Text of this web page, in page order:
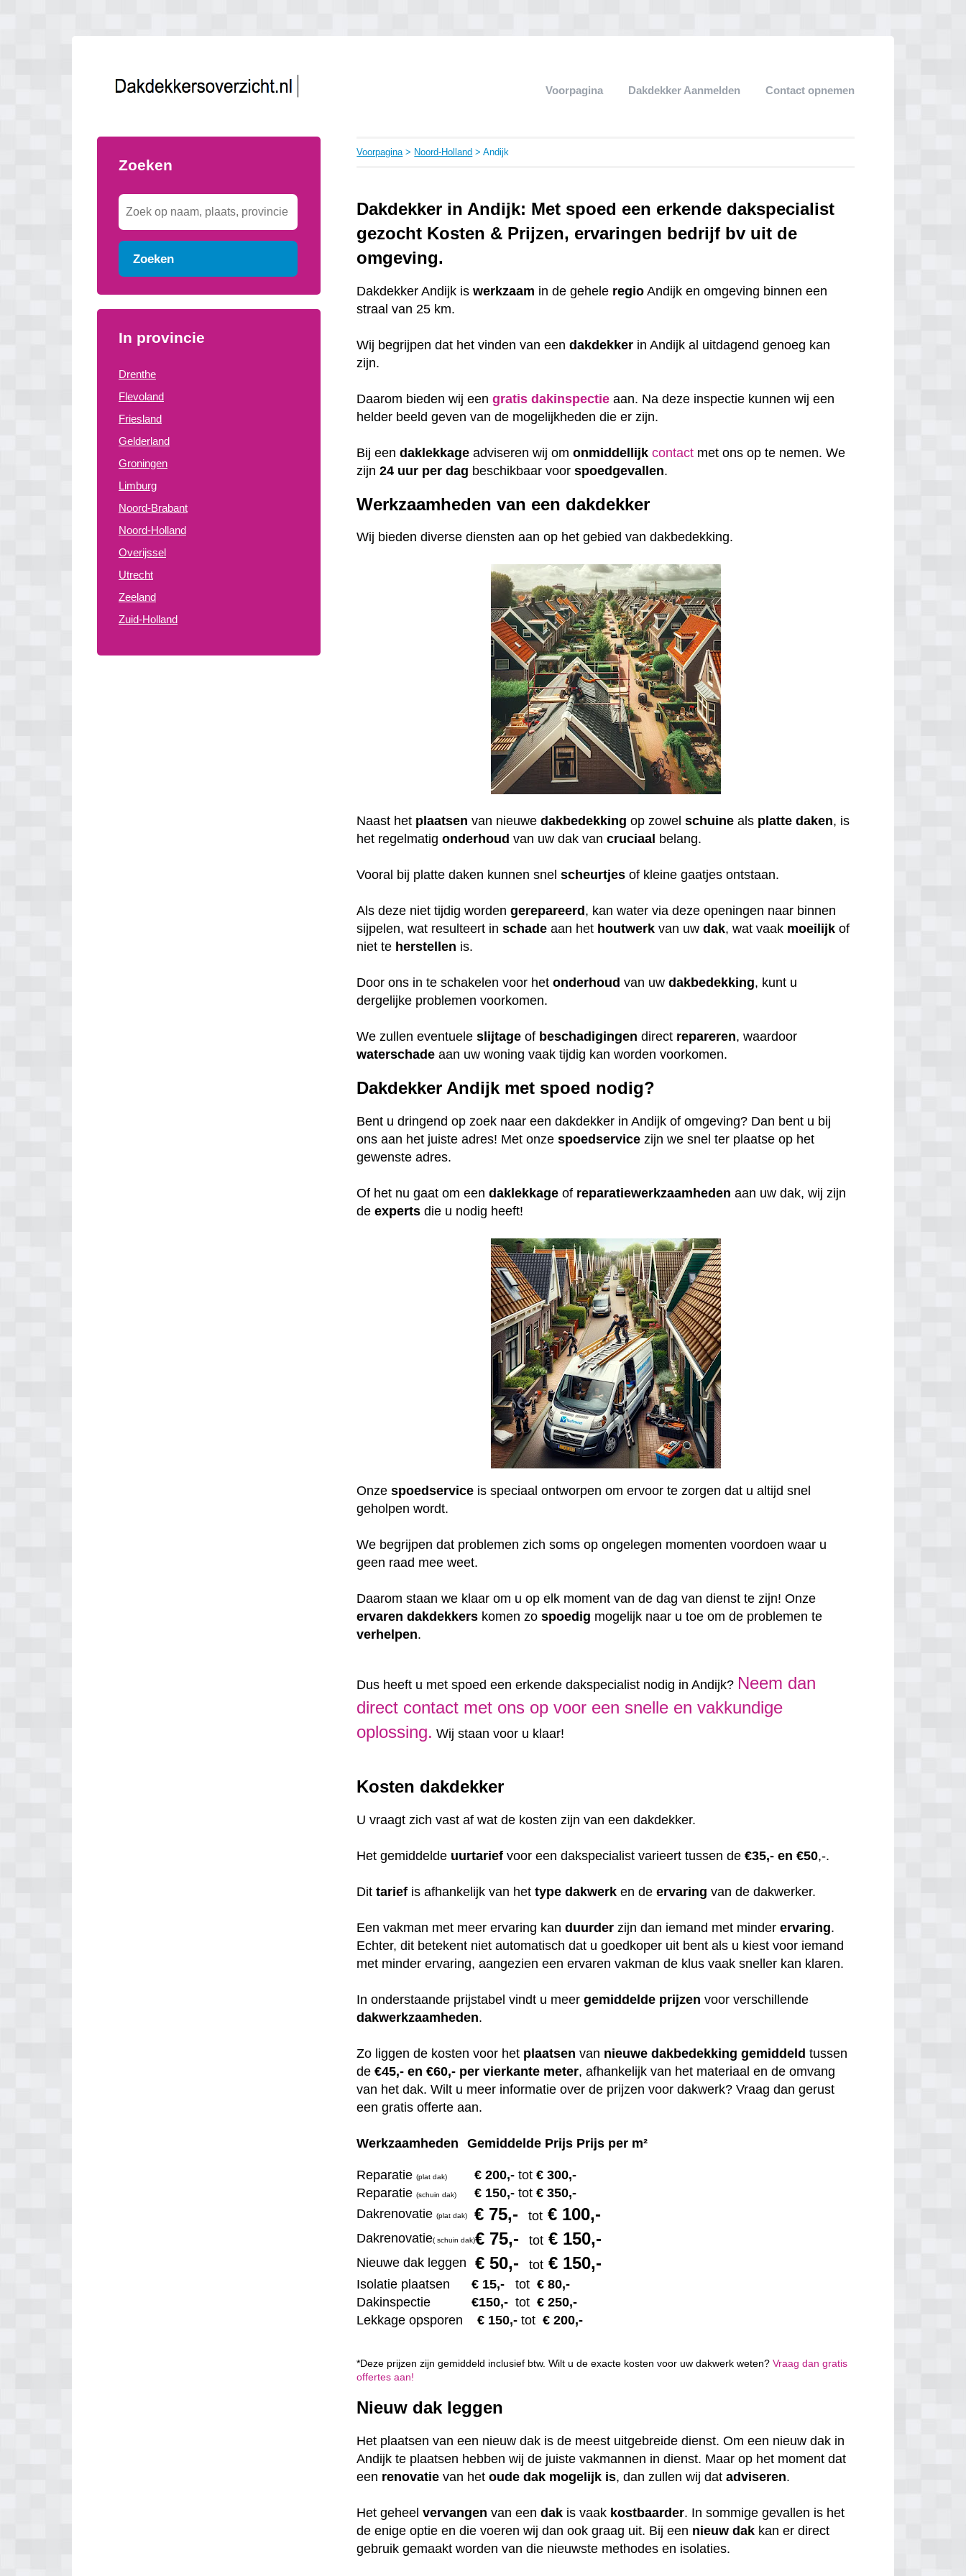
Voorpagina Dakdekker Aanmelden Contact opnemen
Zoeken
Zoeken
In provincie
Drenthe
Flevoland
Friesland
Gelderland
Groningen
Limburg
Noord-Brabant
Noord-Holland
Overijssel
Utrecht
Zeeland
Zuid-Holland
Voorpagina> Noord-Holland > Andijk
Dakdekker in Andijk: Met spoed een erkende dakspecialist
gezocht Kosten & Prijzen, ervaringen bedrijf bv uit de
omgeving.
Dakdekker Andijk iswerkzaam in de gehele regio Andijk en omgeving binnen een
straal van 25 km.
Wij begrijpen dat het vinden van eendakdekker in Andijk al uitdagend genoeg kan
zijn.
Daarom bieden wij eengratis dakinspectie aan. Na deze inspectie kunnen wij een
helder beeld geven van de mogelijkheden die er zijn.
Bij eendaklekkage adviseren wij omonmiddellijk contact met ons op te nemen. We
zijn24 uur per dag beschikbaar voorspoedgevallen.
Werkzaamheden van een dakdekker
Wij bieden diverse diensten aan op het gebied van dakbedekking.
Naast het plaatsen van nieuwedakbedekking op zowelschuine als platte daken, is
het regelmatigonderhoud van uw dak vancruciaal belang.
Vooral bij platte daken kunnen snelscheurtjes of kleine gaatjes ontstaan.
Als deze niet tijdig wordengerepareerd , kan water via deze openingen naar binnen
sijpelen, wat resulteert inschade aan het houtwerk van uwdak, wat vaak moeilijk of
niet te herstellen is.
Door ons in te schakelen voor hetonderhoud van uwdakbedekking, kunt u
dergelijke problemen voorkomen.
We zullen eventueleslijtage of beschadigingen direct repareren, waardoor
waterschade aan uw woning vaak tijdig kan worden voorkomen.
Dakdekker Andijk met spoed nodig?
Bent u dringend op zoek naar een dakdekker in Andijk of omgeving? Dan bent u bij
ons aan het juiste adres! Met onzespoedservice zijn we snel ter plaatse op het
gewenste adres.
Of het nu gaat om eendaklekkage of reparatiewerkzaamheden aan uw dak, wij zijn
deexperts die u nodig heeft!
Onzespoedservice is speciaal ontworpen om ervoor te zorgen dat u altijd snel
geholpen wordt.
We begrijpen dat problemen zich soms op ongelegen momenten voordoen waar u
geen raad mee weet.
Daarom staan we klaar om u op elk moment van de dag van dienst te zijn! Onze
ervaren dakdekkers komen zospoedig mogelijk naar u toe om de problemen te
verhelpen.
Dus heeft u met spoed een erkende dakspecialist nodig in Andijk? Neem dan
direct contact met ons op voor een snelle en vakkundige
oplossing. Wij staan voor u klaar!
Kosten dakdekker
U vraagt zich vast af wat de kosten zijn van een dakdekker.
Het gemiddelde uurtarief voor een dakspecialist varieert tussen de€35,- en €50,-.
Dittarief is afhankelijk van hettype dakwerk en deervaring van de dakwerker.
Een vakman met meer ervaring kanduurder zijn dan iemand met minderervaring.
Echter, dit betekent niet automatisch dat u goedkoper uit bent als u kiest voor iemand
met minder ervaring, aangezien een ervaren vakman de klus vaak sneller kan klaren.
In onderstaande prijstabel vindt u meergemiddelde prijzen voor verschillende
dakwerkzaamheden.
Zo liggen de kosten voor het plaatsen van nieuwe dakbedekking gemiddeld tussen
de€45,- en €60,- per vierkante meter, afhankelijk van het materiaal en de omvang
van het dak. Wilt u meer informatie over de prijzen voor dakwerk? Vraag dan gerust
een gratis offerte aan.
Werkzaamheden Gemiddelde Prijs Prijs per m²
Reparatie(plat dak) € 200,- tot€ 300,-
Reparatie(schuin dak) € 150,- tot€ 350,-
Dakrenovatie(plat dak) € 75,- tot € 100,-
Dakrenovatie(schuin dak)€ 75,- tot € 150,-
Nieuwe dak leggen € 50,- tot € 150,-
Isolatie plaatsen € 15,-tot€ 80,-
Dakinspectie
€150,- tot € 250,-
Lekkage opsporen € 150,- tot€ 200,-
*Deze prijzen zijn gemiddeld inclusief btw. Wilt u de exacte kosten voor uw dakwerk weten?Vraag dan gratis
offertes aan!
Nieuw dak leggen
Het plaatsen van een nieuw dak is de meest uitgebreide dienst. Om een nieuw dak in
Andijk te plaatsen hebben wij de juiste vakmannen in dienst. Maar op het moment dat
een renovatie van hetoude dak mogelijk is, dan zullen wij datadviseren.
Het geheelvervangen van eendak is vaak kostbaarder. In sommige gevallen is het
de enige optie en die voeren wij dan ook graag uit. Bij een nieuw dak kan er direct
gebruik gemaakt worden van die nieuwste methodes en isolaties.